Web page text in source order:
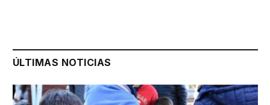
ÚLTIMAS NOTICIAS